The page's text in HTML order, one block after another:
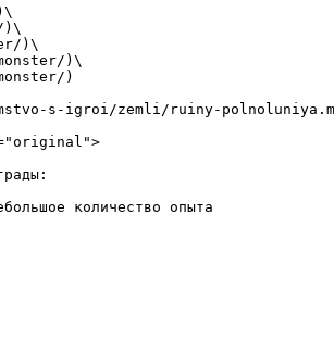
)\
)\
)\
)
s-igroi/zemli/ruiny-
количество опыта